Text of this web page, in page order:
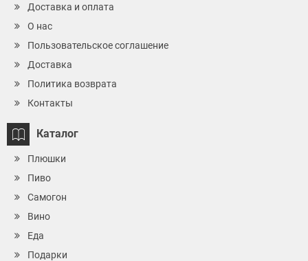
Доставка и оплата
О нас
Пользовательское соглашение
Доставка
Политика возврата
Контакты
Каталог
Плюшки
Пиво
Самогон
Вино
Еда
Подарки